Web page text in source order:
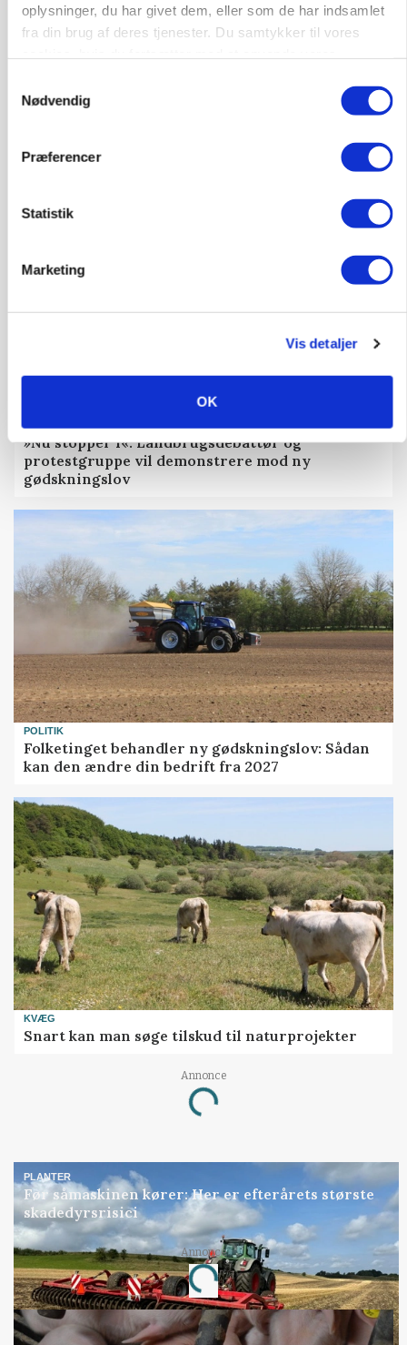
oplysninger, du har givet dem, eller som de har indsamlet
fra din brug af deres tjenester. Du samtykker til vores
Nødvendig
Præferencer
Statistik
Marketing
Vis detaljer
OK
Annonce
marked for biokul
»Nu stopper I«: Landbrugsdebattør og
protestgruppe vil demonstrere mod ny
gødskningslov
POLITIK
Folketinget behandler ny gødskningslov: Sådan
kan den ændre din bedrift fra 2027
KVÆG
Snart kan man søge tilskud til naturprojekter
Annonce
Loading...
PLANTER
Før såmaskinen kører: Her er efterårets største
skadedyrsrisici
Annonce
Loading...